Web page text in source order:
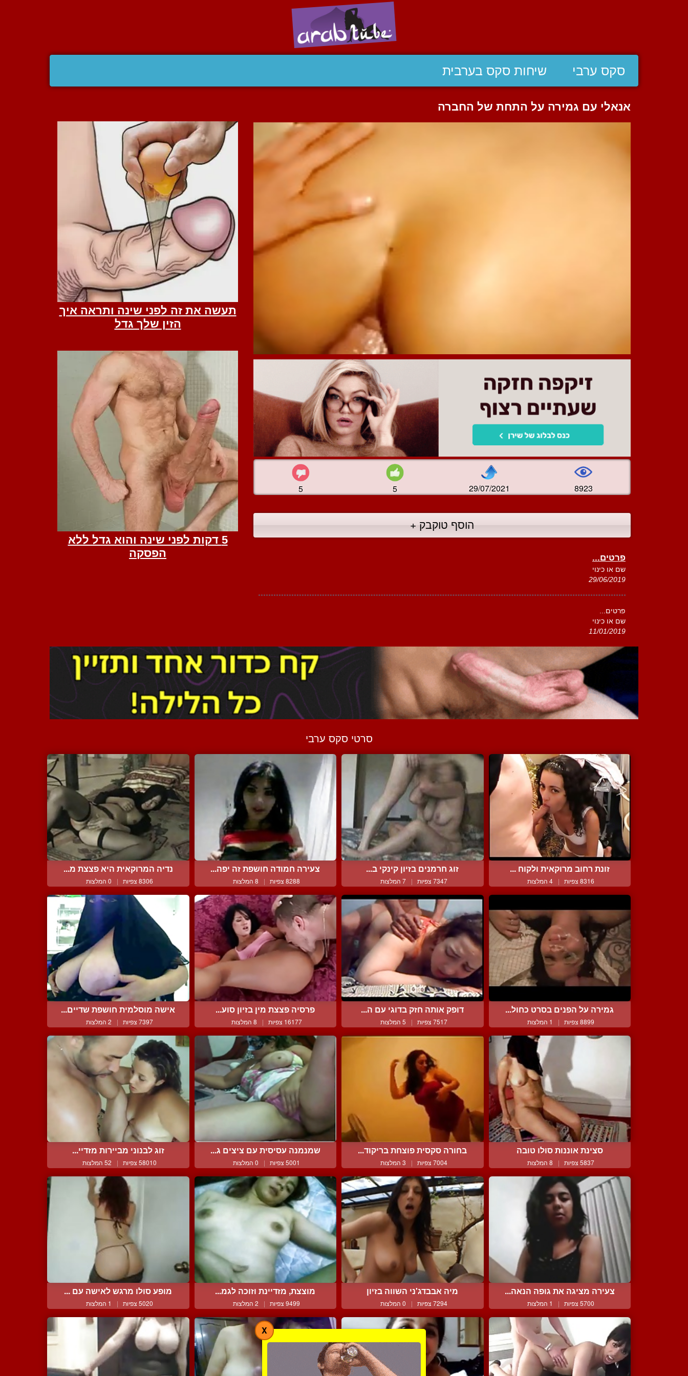
סקס ערבי שיחות סקס בערבית
אנאלי עם גמירה על התחת של החברה
5 5 29/07/2021 8923
הוסף טוקבק +
פרטים...
שם או כינוי
29/06/2019
פרטים...
שם או כינוי
11/01/2019
סרטי סקס ערבי
זונת רחוב מרוקאית ולקוח ...
8316 צפיות | 4 המלצות
זוג חרמנים בזיון קינקי ב...
7347 צפיות | 7 המלצות
צעירה חמודה חושפת זה יפה...
8288 צפיות | 8 המלצות
נדיה המרוקאית היא פצצת מ...
8306 צפיות | 0 המלצות
גמירה על הפנים בסרט כחול...
8899 צפיות | 1 המלצות
דופק אותה חזק בדוגי עם ה...
7517 צפיות | 5 המלצות
פרסיה פצצת מין בזיון סוע...
16177 צפיות | 8 המלצות
אישה מוסלמית חושפת שדיים...
7397 צפיות | 2 המלצות
סצינת אוננות סולו טובה
5837 צפיות | 8 המלצות
בחורה סקסית פוצחת בריקוד...
7004 צפיות | 3 המלצות
שמנמנה עסיסית עם ציצים ג...
5001 צפיות | 0 המלצות
זוג לבנוני מביירות מזדיי...
58010 צפיות | 52 המלצות
צעירה מציגה את גופה הנאה...
5700 צפיות | 1 המלצות
מיה אבבדג'ני השווה בזיון
7294 צפיות | 0 המלצות
מוצצת, מזדיינת וזוכה לגמ...
9499 צפיות | 2 המלצות
מופע סולו מרגש לאישה עם ...
5020 צפיות | 1 המלצות
X